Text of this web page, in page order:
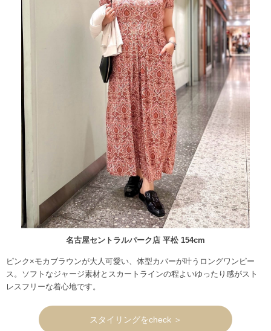
名古屋セントラルパーク店 平松 154cm
ピンク×モカブラウンが大人可愛い、体型カバーが叶うロングワンピー
ス。ソフトなジャージ素材とスカートラインの程よいゆったり感がスト
レスフリーな着心地です。
スタイリングをcheck ＞